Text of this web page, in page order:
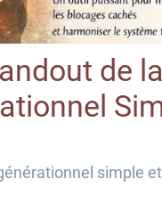
de
simple